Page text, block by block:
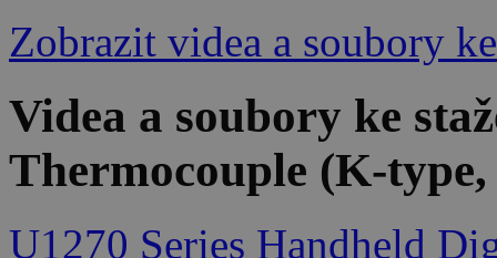
Zobrazit videa a soubory
Videa a soubory ke
Thermocouple (K-
U1270 Series Handheld